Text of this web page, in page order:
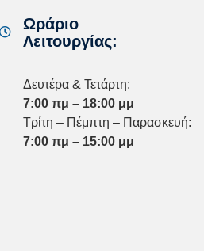
Ωράριο
Λειτουργίας:
Δευτέρα & Τετάρτη:
7:00 πμ – 18:00 μμ
Τρίτη – Πέμπτη – Παρασκευή:
7:00 πμ – 15:00 μμ